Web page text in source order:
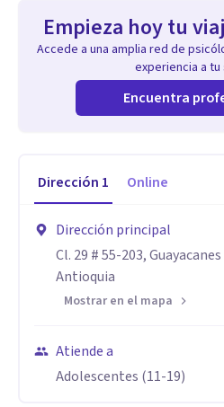
Empieza hoy tu
Accede a una amplia red de
experiencia a
Encuentra
Dirección 1 Online
Dirección principal
Cl. 29 # 55-203,
Antioquia
Mostrar en el mapa
Atiende a
Adolescentes (11-19)